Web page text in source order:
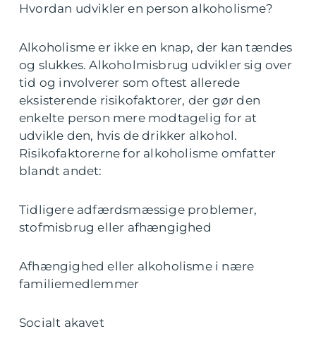
Hvordan udvikler en person alkoholisme?
Alkoholisme er ikke en knap, der kan tændes
og slukkes. Alkoholmisbrug udvikler sig over
tid og involverer som oftest allerede
eksisterende risikofaktorer, der gør den
enkelte person mere modtagelig for at
udvikle den, hvis de drikker alkohol.
Risikofaktorerne for alkoholisme omfatter
blandt andet:
Tidligere adfærdsmæssige problemer,
stofmisbrug eller afhængighed
Afhængighed eller alkoholisme i nære
familiemedlemmer
Socialt akavet